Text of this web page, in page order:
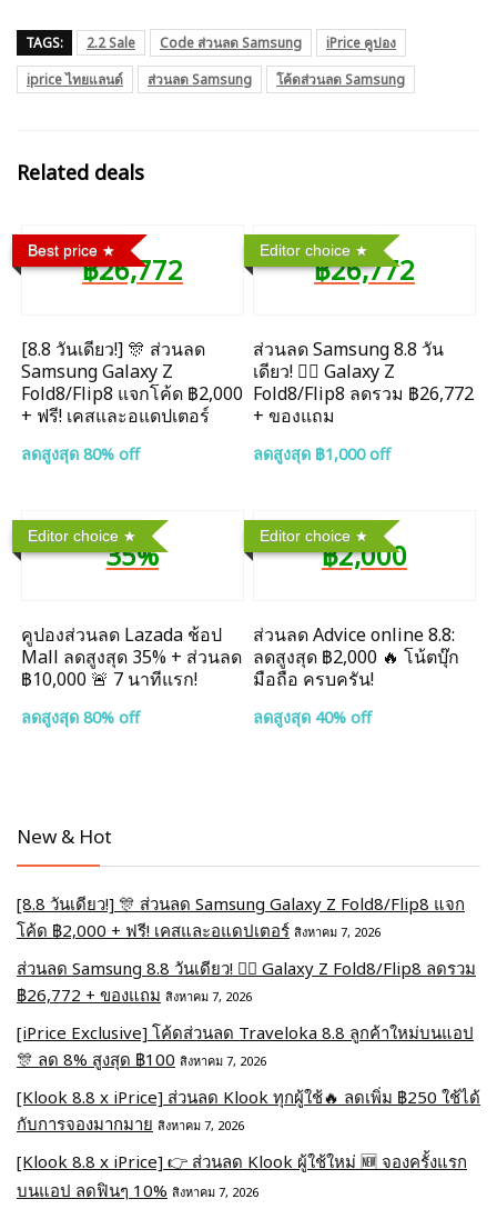
TAGS: 2.2 Sale Code ส่วนลด Samsung
iPrice คูปอง
iprice ไทยแลนด์
ส่วนลด Samsung โค้ดส่วนลด Samsung
Related deals
Best price
฿26,772
[8.8 วันเดียว!] 🎊 ส่วนลด
Samsung Galaxy Z
Fold8/Flip8 แจกโค้ด ฿2,000
+ ฟรี! เคสและอแดปเตอร์
ลดสูงสุด 80% off
Editor choice
฿26,772
ส่วนลด Samsung 8.8 วัน
เดียว! ❤️‍🔥 Galaxy Z
Fold8/Flip8 ลดรวม ฿26,772
+ ของแถม
ลดสูงสุด ฿1,000 off
Editor choice
35%
คูปองส่วนลด Lazada ช้อป
Mall ลดสูงสุด 35% + ส่วนลด
฿10,000 🚨 7 นาทีแรก!
ลดสูงสุด 80% off
Editor choice
฿2,000
ส่วนลด Advice online 8.8:
ลดสูงสุด ฿2,000 🔥 โน้ตบุ๊ก
มือถือ ครบครัน!
ลดสูงสุด 40% off
New & Hot
[8.8 วันเดียว!] 🎊 ส่วนลด Samsung Galaxy Z Fold8/Flip8 แจก
โค้ด ฿2,000 + ฟรี! เคสและอแดปเตอร์ สิงหาคม 7, 2026
ส่วนลด Samsung 8.8 วันเดียว! ❤️‍🔥 Galaxy Z Fold8/Flip8 ลดรวม
฿26,772 + ของแถม สิงหาคม 7, 2026
[iPrice Exclusive] โค้ดส่วนลด Traveloka 8.8 ลูกค้าใหม่บนแอป
🎊 ลด 8% สูงสุด​ ฿100 สิงหาคม 7, 2026
[Klook 8.8 x iPrice] ส่วนลด Klook ทุกผู้ใช้🔥 ลดเพิ่ม ฿250 ใช้ได้
กับการจองมากมาย สิงหาคม 7, 2026
[Klook 8.8 x iPrice] 👉 ส่วนลด Klook ผู้ใช้ใหม่ 🆕 จองครั้งแรก
บนแอป ลดฟินๆ 10% สิงหาคม 7, 2026